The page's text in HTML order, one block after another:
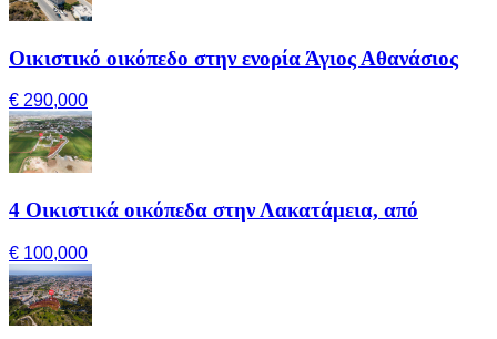
Οικιστικό οικόπεδο στην ενορία Άγιος Αθανάσιος
€ 290,000
4 Οικιστικά οικόπεδα στην Λακατάμεια, από
€ 100,000